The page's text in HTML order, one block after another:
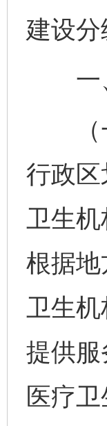
建设
一、
（一
行政
卫生
根据
卫生
提供
医疗